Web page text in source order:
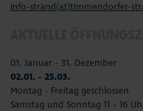
info-strand(at)timmendorfer-
01. Januar - 31. Dezember
02.01. - 25.03.
Montag - Freitag geschlossen
Samstag und Sonntag 11 - 16